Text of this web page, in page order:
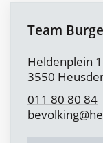
Contact
Team
Adres
Heldenplein 1
,3550
011 80 80 84
bevolking@